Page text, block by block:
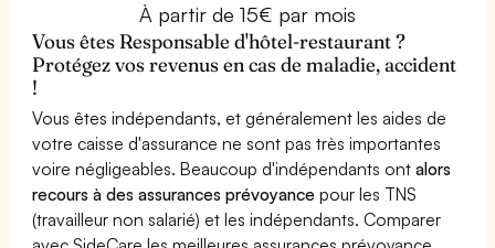
À partir de 15€ par mois
Vous êtes Responsable d'hôtel-restaurant ?
Protégez vos revenus en cas de maladie, accident
!
Vous êtes indépendants, et généralement les aides de
votre caisse d'assurance ne sont pas très importantes
voire négligeables. Beaucoup d'indépendants ontalors
recours à des assurances prévoyance pour les TNS
(travailleur non salarié) et les indépendants. Comparer